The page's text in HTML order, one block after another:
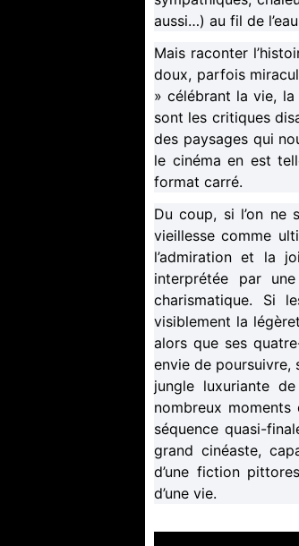
aussi…) au fil de
Mais raconter
doux, parfois
» célébrant la vie, la
sont les critiques
des paysages qui
le cinéma en est
format carré.
Du coup, si l’on ne
vieillesse comme
l’admiration et la
interprétée par une
charismatique. Si
visiblement la
alors que ses
envie de poursuivre,
jungle luxuriante
nombreux
séquence quasi-
grand cinéaste,
d’une fiction
d’une vie.